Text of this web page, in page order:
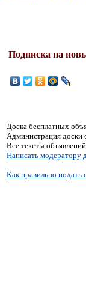
Подписка на
Доска бесплатных
Администрация доски
Все тексты
Написать модератору
Как правильно подать